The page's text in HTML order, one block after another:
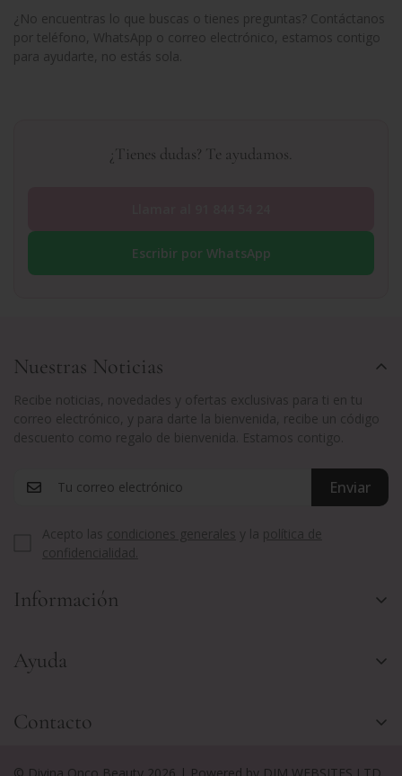
¿No encuentras lo que buscas o tienes preguntas? Contáctanos
por teléfono, WhatsApp o correo electrónico, estamos contigo
para ayudarte, no estás sola.
¿Tienes dudas? Te ayudamos.
Escribir por WhatsApp
Nuestras Noticias
Recibe noticias, novedades y ofertas exclusivas para ti en tu
correo electrónico, y para darte la bienvenida, recibe un código
descuento como regalo de bienvenida. Estamos contigo.
Enviar
Acepto las condiciones generales y la política de
confidencialidad.
Información
Aviso Legal
Política de Privacidad y Cookies
Ayuda
Contacta con nosotros
Contacto